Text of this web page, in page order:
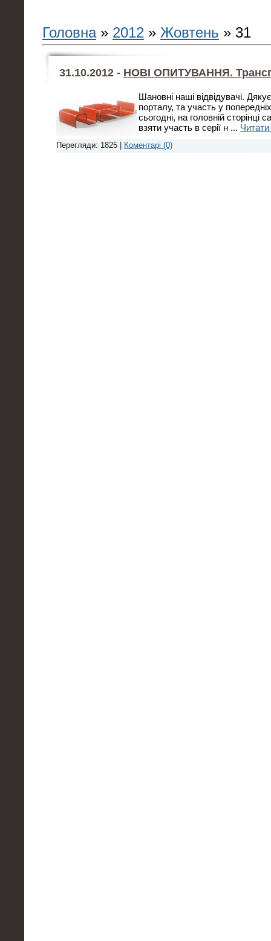
Головна» 2012 » Жовтень » 31
31.10.2012 - НОВІ ОПИТУВАННЯ.
Шановні наші відвідувачі.
порталу, та участь у
сьогодні, на головній сторінці
взяти участь в серії н ... Читати
Перегляди: 1825 | Коментарі (0)